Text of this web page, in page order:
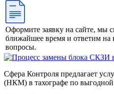
Оформите заявку на сайте, мы
ближайшее время и ответим на
вопросы.
Сфера Контроля предлагает
(НКМ) в тахографе по выгодной